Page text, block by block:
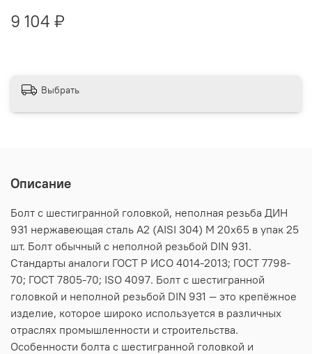
9 104 ₽
Выбрать
Описание
Болт с шестигранной головкой, неполная резьба ДИН
931 нержавеющая сталь А2 (AISI 304) M 20х65 в упак 25
шт. Болт обычный с неполной резьбой DIN 931.
Стандарты аналоги ГОСТ Р ИСО 4014-2013; ГОСТ 7798-
70; ГОСТ 7805-70; ISO 4097. Болт с шестигранной
головкой и неполной резьбой DIN 931 — это крепёжное
изделие, которое широко используется в различных
отраслях промышленности и строительства.
Особенности болта с шестигранной головкой и